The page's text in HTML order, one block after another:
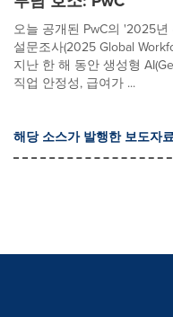
오늘 공개된 PwC의 '2025
설문조사(2025 Global
지난 한 해 동안 생성형
직업 안정성, 급여가 ...
해당 소스가 발행한 보도자